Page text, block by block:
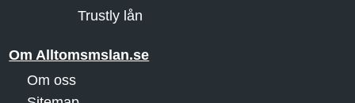
Trustly lån
Om Alltomsmslan.se
Om oss